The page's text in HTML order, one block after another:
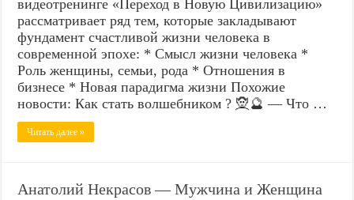
видеотренинге «Переход в Новую Цивилизацию»
рассматривает ряд тем, которые закладывают
фундамент счастливой жизни человека в
современной эпохе: * Смысл жизни человека *
Роль женщины, семьи, рода * Отношения в
бизнесе * Новая парадигма жизни Похожие
новости: Как стать волшебником ? 🧝🔮 — Что …
Читать далее »
Анатолий Некрасов — Мужчина и Женщина